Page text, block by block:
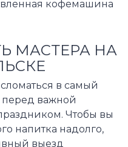
кофемашина
МАСТЕРА НА
в самый
важной
Чтобы вы
напитка надолго,
выезд